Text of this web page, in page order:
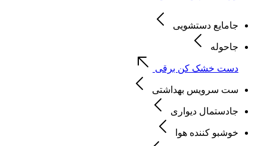
جامایع دستشویی
جاحوله
دست خشک کن برقی
ست سرویس بهداشتی
جادستمال دیواری
خوشبو کننده هوا